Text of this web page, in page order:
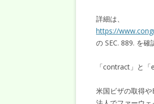
詳細は、
https://
の SEC. 889. を確
「contract」と
米国ビザの取得